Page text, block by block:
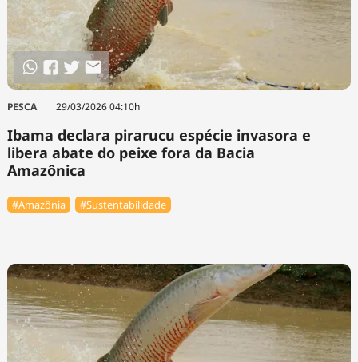
PESCA 29/03/2026 04:10h
Ibama declara pirarucu espécie invasora e
libera abate do peixe fora da Bacia
Amazônica
#Amazônia #Sustentabilidade